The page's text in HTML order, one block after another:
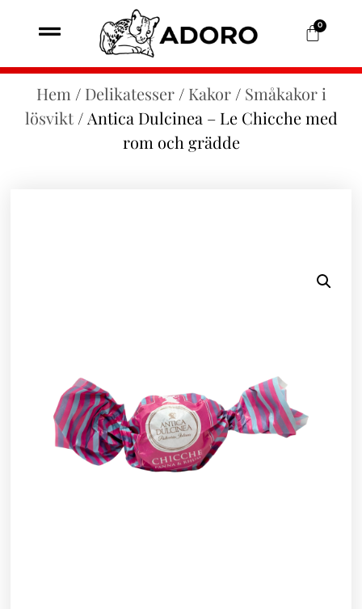
0
Hem / Delikatesser/ Kakor/ Småkakor i
lösvikt/ Antica Dulcinea – Le Chicche med
rom och grädde